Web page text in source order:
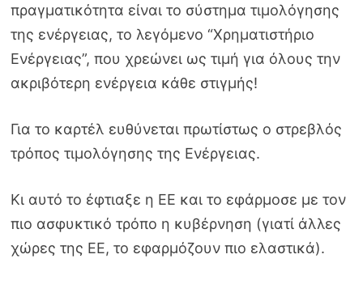
πραγματικότητα είναι το σύστημα τιμολόγησης
της ενέργειας, το λεγόμενο “Χρηματιστήριο
Ενέργειας”, που χρεώνει ως τιμή για όλους την
ακριβότερη ενέργεια κάθε στιγμής!
Για το καρτέλ ευθύνεται πρωτίστως ο στρεβλός
τρόπος τιμολόγησης της Ενέργειας.
Κι αυτό το έφτιαξε η ΕΕ και το εφάρμοσε με τον
πιο ασφυκτικό τρόπο η κυβέρνηση (γιατί άλλες
χώρες της ΕΕ, το εφαρμόζουν πιο ελαστικά).